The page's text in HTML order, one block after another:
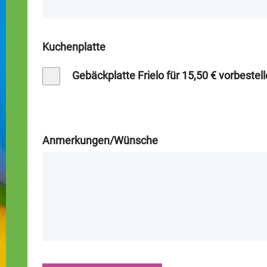
Kuchenplatte
Gebäckplatte Frielo für 15,50 €
Anmerkungen/Wünsche